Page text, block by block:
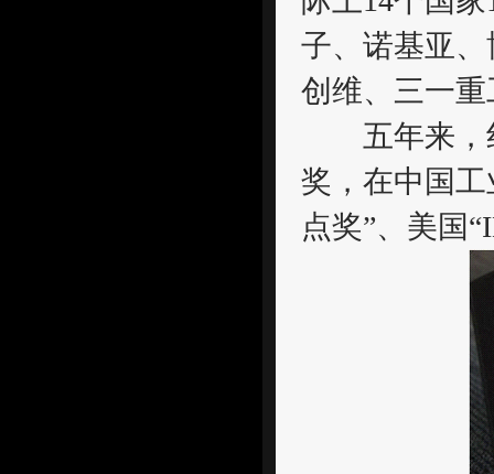
子、诺基亚
创维、三一
五年来，红
奖，在中国
点奖”、美国